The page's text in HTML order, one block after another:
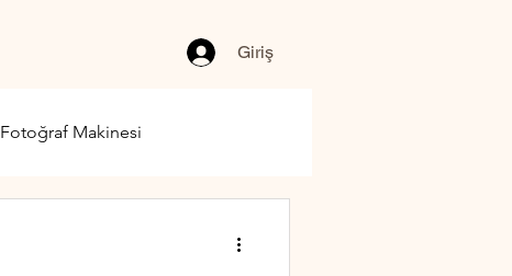
Giriş
Fotoğraf Makinesi